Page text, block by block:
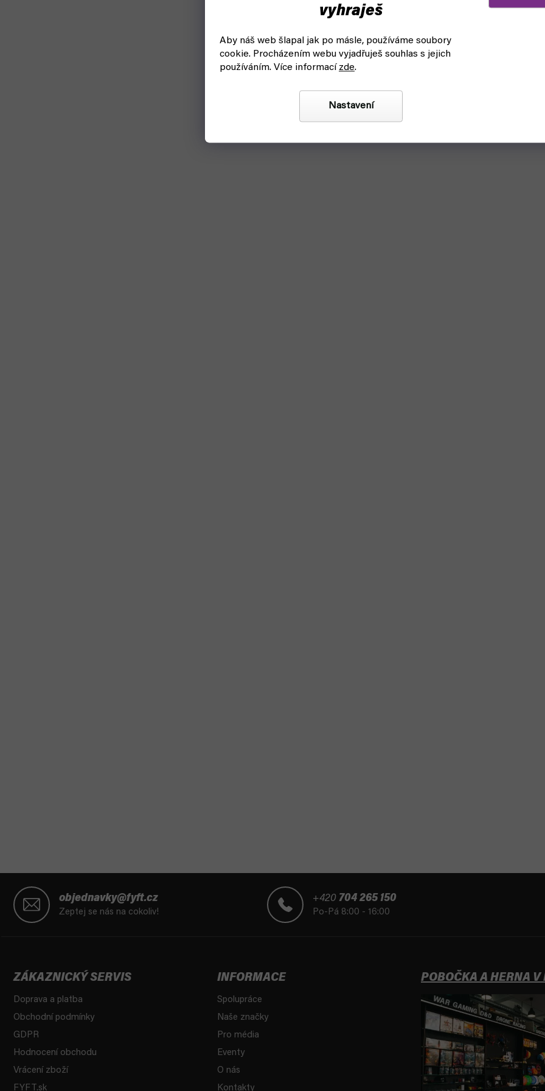
vyhraješ
Aby náš web šlapal jak po másle, používáme soubory
cookie. Procházením webu vyjadřuješ souhlas s jejich
používáním. Více informací zde.
Nastavení
objednavky@fyft.cz
Zeptej se nás na cokoliv!
+420 704 265 150
Po-Pá 8:00 - 16:00
ZÁKAZNICKÝ SERVIS
Doprava a platba
Obchodní podmínky
GDPR
Hodnocení obchodu
Vrácení zboží
FYFT.sk
INFORMACE
Spolupráce
Naše značky
Pro média
Eventy
O nás
Kontakty
POBOČKA A HERNA V